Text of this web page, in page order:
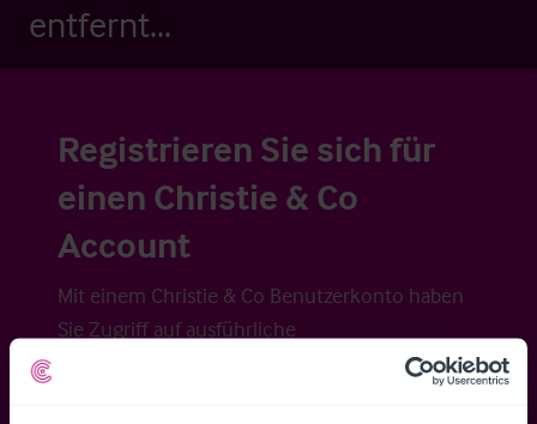
entfernt...
Registrieren Sie sich für
einen Christie & Co
Account
Mit einem Christie & Co Benutzerkonto haben
Sie Zugriff auf ausführliche
Veraufsinformationen, erweiterte Suche über